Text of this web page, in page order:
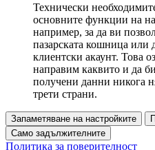
Технически
основните функции на
например, за да ви
пазарската кошница или
клиентски акаунт. Това
направим каквито и да
получени данни никога
трети страни.
Запаметяване на настройките
Само задължителните
Политика за поверителност